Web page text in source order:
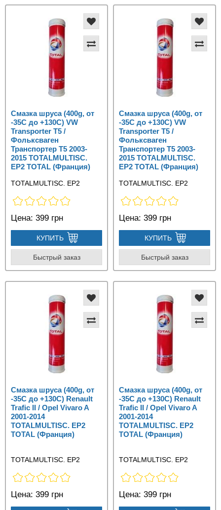
Смазка шруса (400g, от
-35С до +130C) VW
Transporter T5 /
Фольксваген
Транспортер Т5 2003-
2015 TOTALMULTISC.
EP2 TOTAL (Франция)
TOTALMULTISC. EP2
Цена: 399 грн
КУПИТЬ
Быстрый заказ
Смазка шруса (400g, от
-35С до +130C) VW
Transporter T5 /
Фольксваген
Транспортер Т5 2003-
2015 TOTALMULTISC.
EP2 TOTAL (Франция)
TOTALMULTISC. EP2
Цена: 399 грн
КУПИТЬ
Быстрый заказ
Смазка шруса (400g, от
-35С до +130C) Renault
Trafic II / Opel Vivaro A
2001-2014
TOTALMULTISC. EP2
TOTAL (Франция)
TOTALMULTISC. EP2
Цена: 399 грн
Смазка шруса (400g, от
-35С до +130C) Renault
Trafic II / Opel Vivaro A
2001-2014
TOTALMULTISC. EP2
TOTAL (Франция)
TOTALMULTISC. EP2
Цена: 399 грн